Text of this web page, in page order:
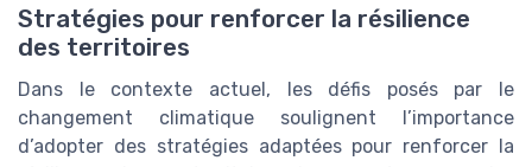
Stratégies pour renforcer la résilience
des territoires
Dans le contexte actuel, les défis posés par le
changement climatique soulignent l’importance
d’adopter des stratégies adaptées pour renforcer la